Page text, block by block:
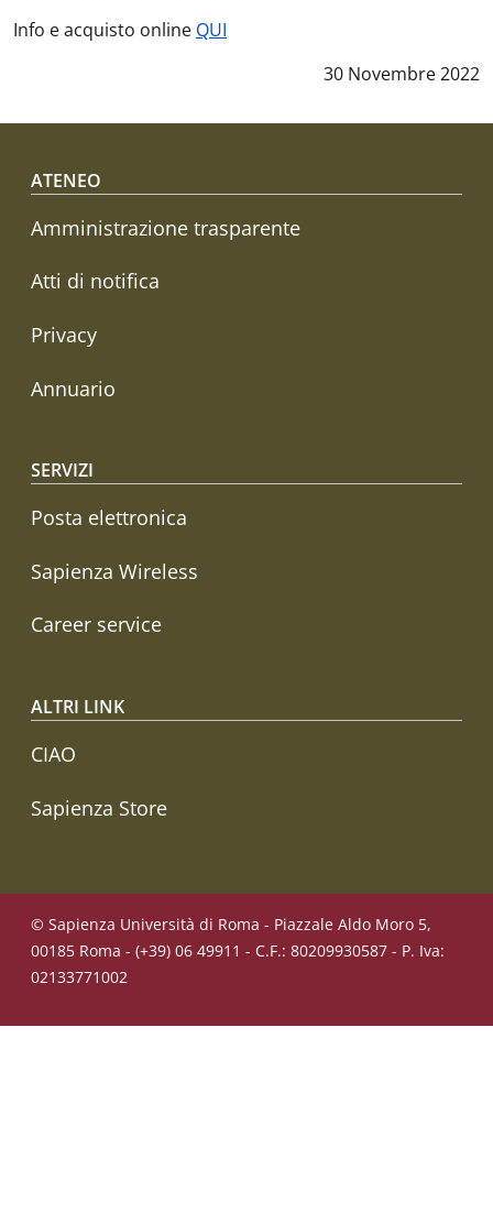
Info e acquisto online QUI
Data notizia:
30 Novembre 2022
Footer menu
ATENEO
Amministrazione trasparente
Atti di notifica
Privacy
Annuario
SERVIZI
Posta elettronica
Sapienza Wireless
Career service
ALTRI LINK
CIAO
Sapienza Store
© Sapienza Università di Roma - Piazzale Aldo Moro 5,
00185 Roma - (+39) 06 49911 - C.F.: 80209930587 - P. Iva:
02133771002